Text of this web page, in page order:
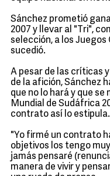
Sánchez prometió
2007 y llevar al "Tri",
selección, a los Juegos
sucedió.
A pesar de las críticas
de la afición, Sánchez
que no lo hará y que
Mundial de Sudáfrica
contrato así lo estipula.
"Yo firmé un contrato
objetivos los tengo
jamás pensaré
manera de vivir y